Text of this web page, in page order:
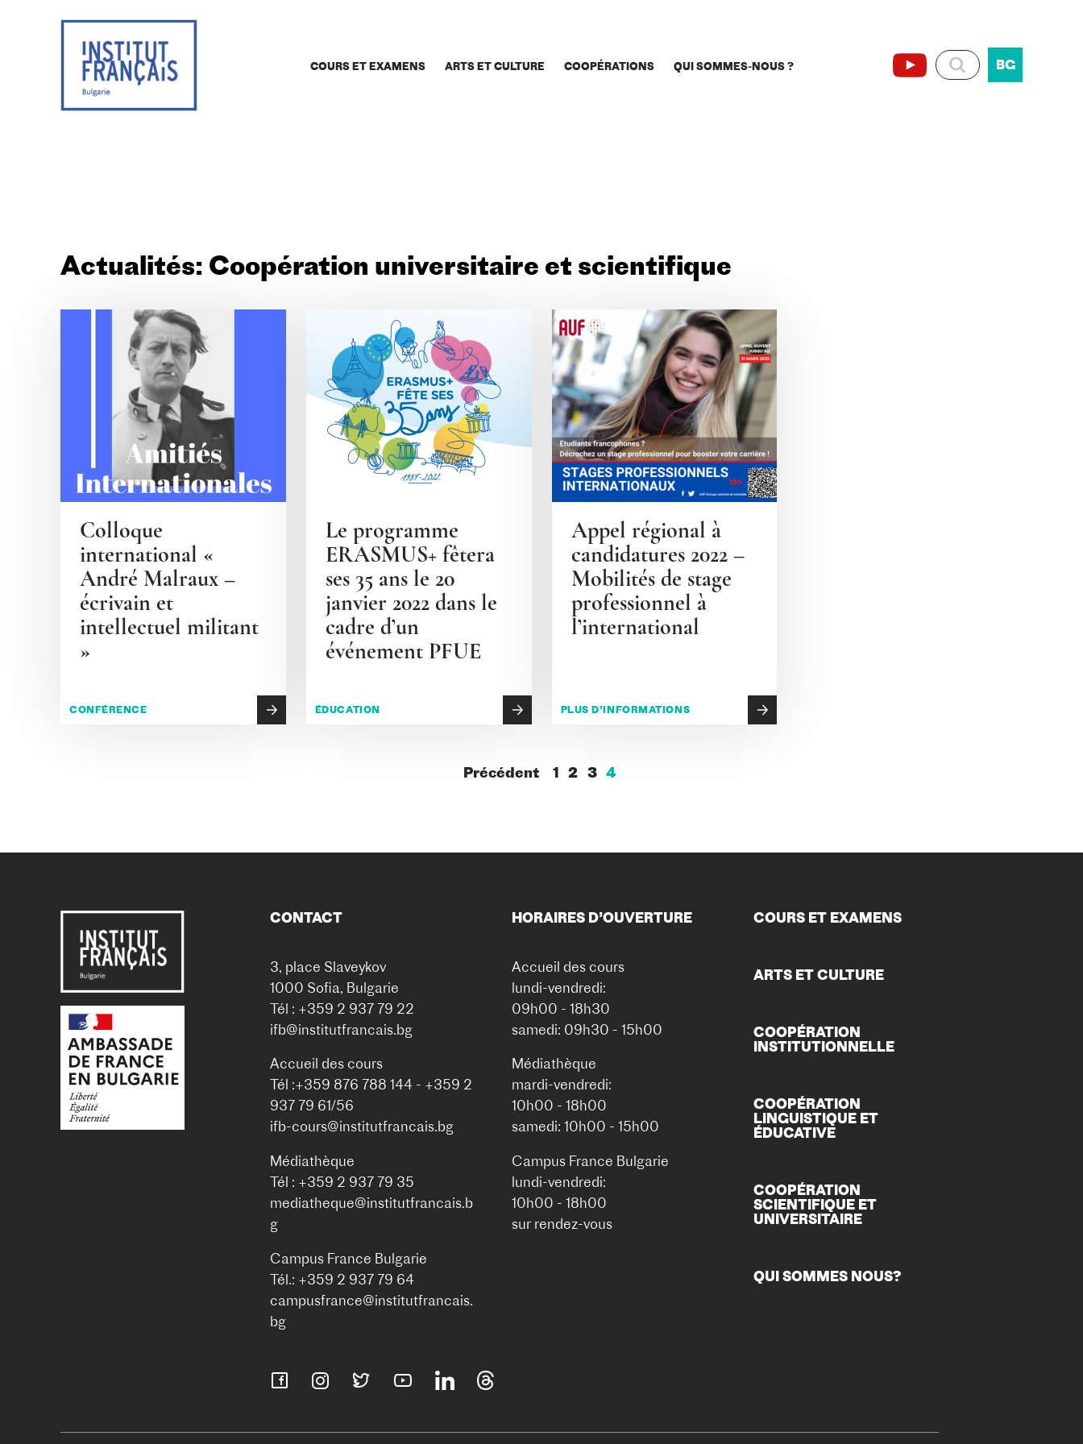
COURS ET EXAMENS ARTS ET CULTURE COOPÉRATIONS QUI SOMMES-NOUS ? BG
Actualités: Coopération universitaire et scientifique
Colloque
international «
André Malraux –
écrivain et
intellectuel militant
»
CONFÉRENCE
Le programme
ERASMUS+ fêtera
ses 35 ans le 20
janvier 2022 dans le
cadre d’un
événement PFUE
ÉDUCATION
Appel régional à
candidatures 2022 –
Mobilités de stage
professionnel à
l’international
PLUS D’INFORMATIONS
Précédent 1 2 3 4
CONTACT
3, place Slaveykov
1000 Sofia, Bulgarie
Tél : +359 2 937 79 22
ifb@institutfrancais.bg
Accueil des cours
Tél :+359 876 788 144 - +359 2
937 79 61/56
ifb-cours@institutfrancais.bg
Médiathèque
Tél : +359 2 937 79 35
mediatheque@institutfrancais.b
g
Campus France Bulgarie
Tél.: +359 2 937 79 64
campusfrance@institutfrancais.
bg
HORAIRES D’OUVERTURE
Accueil des cours
lundi-vendredi:
09h00 - 18h30
samedi: 09h30 - 15h00
Médiathèque
mardi-vendredi:
10h00 - 18h00
samedi: 10h00 - 15h00
Campus France Bulgarie
lundi-vendredi:
10h00 - 18h00
sur rendez-vous
COURS ET EXAMENS
ARTS ET CULTURE
COOPÉRATION
INSTITUTIONNELLE
COOPÉRATION
LINGUISTIQUE ET
ÉDUCATIVE
COOPÉRATION
SCIENTIFIQUE ET
UNIVERSITAIRE
QUI SOMMES NOUS?